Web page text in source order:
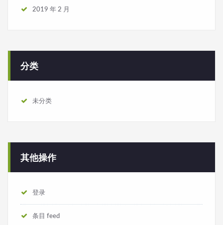
2019 年 2 月
分类
未分类
其他操作
登录
条目 feed